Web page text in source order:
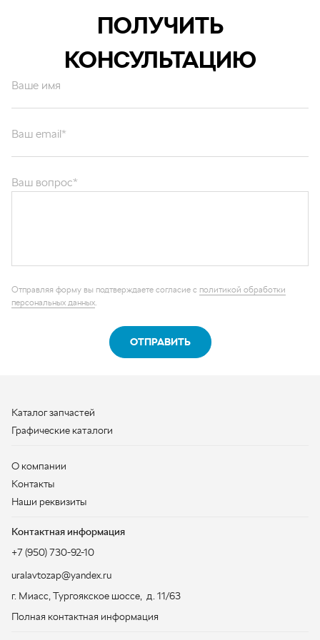
ПОЛУЧИТЬ
КОНСУЛЬТАЦИЮ
Ваше имя
персональных данных
Каталог запчастей
Контактная информация
+7 (950) 730-92-10
uralavtozap@yandex.ru
г. Миасс, Тургоякское шоссе, д. 11/63
Полная контактная информация
Политика конфиденциальности